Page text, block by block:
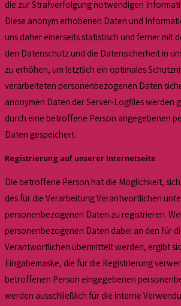
die zur Strafverfolgung notwendigen
Diese anonym erhobenen Daten und
uns daher einerseits statistisch und ferner mit
den Datenschutz und die Datensicherheit in
zu erhöhen, um letztlich ein optimales
verarbeiteten personenbezogenen Daten
anonymen Daten der Server-Logfiles werden
durch eine betroffene Person angegebenen
Daten gespeichert.
Registrierung auf unserer Internetseite
Die betroffene Person hat die Möglichkeit,
des für die Verarbeitung Verantwortlichen
personenbezogenen Daten zu registrieren.
personenbezogenen Daten dabei an den für
Verantwortlichen übermittelt werden, ergibt
Eingabemaske, die für die Registrierung
betroffenen Person eingegebenen
werden ausschließlich für die interne